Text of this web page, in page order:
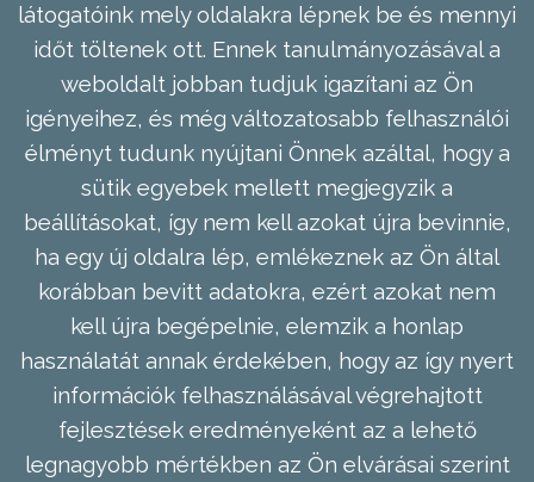
látogatóink mely oldalakra lépnek be és mennyi
időt töltenek ott. Ennek tanulmányozásával a
weboldalt jobban tudjuk igazítani az Ön
igényeihez, és még változatosabb felhasználói
élményt tudunk nyújtani Önnek azáltal, hogy a
sütik egyebek mellett megjegyzik a
beállításokat, így nem kell azokat újra bevinnie,
ha egy új oldalra lép, emlékeznek az Ön által
korábban bevitt adatokra, ezért azokat nem
kell újra begépelnie, elemzik a honlap
használatát annak érdekében, hogy az így nyert
információk felhasználásával végrehajtott
fejlesztések eredményeként az a lehető
legnagyobb mértékben az Ön elvárásai szerint